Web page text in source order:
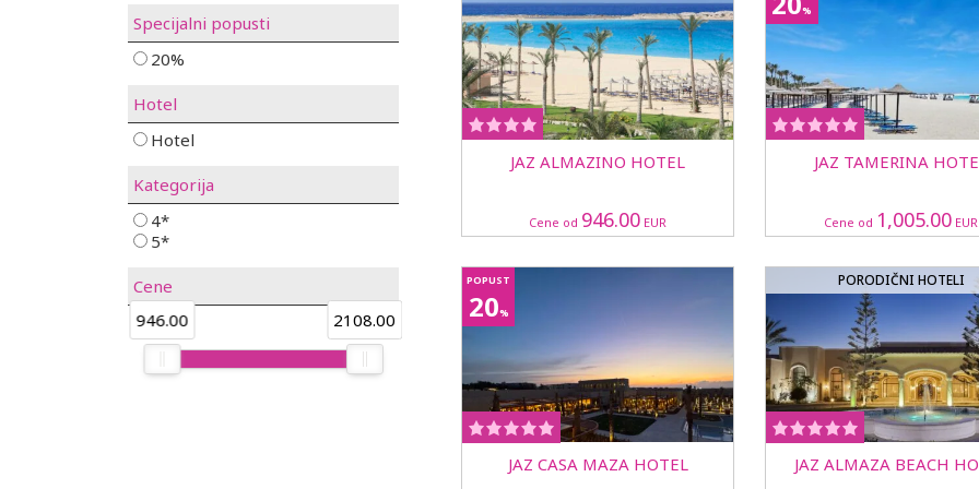
Tokom boravka preporučujemo jednodnevni izlet u Aleksandriju, jedan od najznačajnijih gradova
znamenitostima i mediteranskom šarmu.
Specijalni popusti
20%
Hotel
Hotel
Kategorija
4*
5*
Cene
946.00
2108.00
JAZ ALMAZINO HOTEL
Cene od 946.00 EUR
%
JAZ TAMERINA
Cene od 1,005.00 EUR
POPUST
20%
JAZ CASA MAZA HOTEL
PORODIČNI HOTELI
JAZ ALMAZA BEACH